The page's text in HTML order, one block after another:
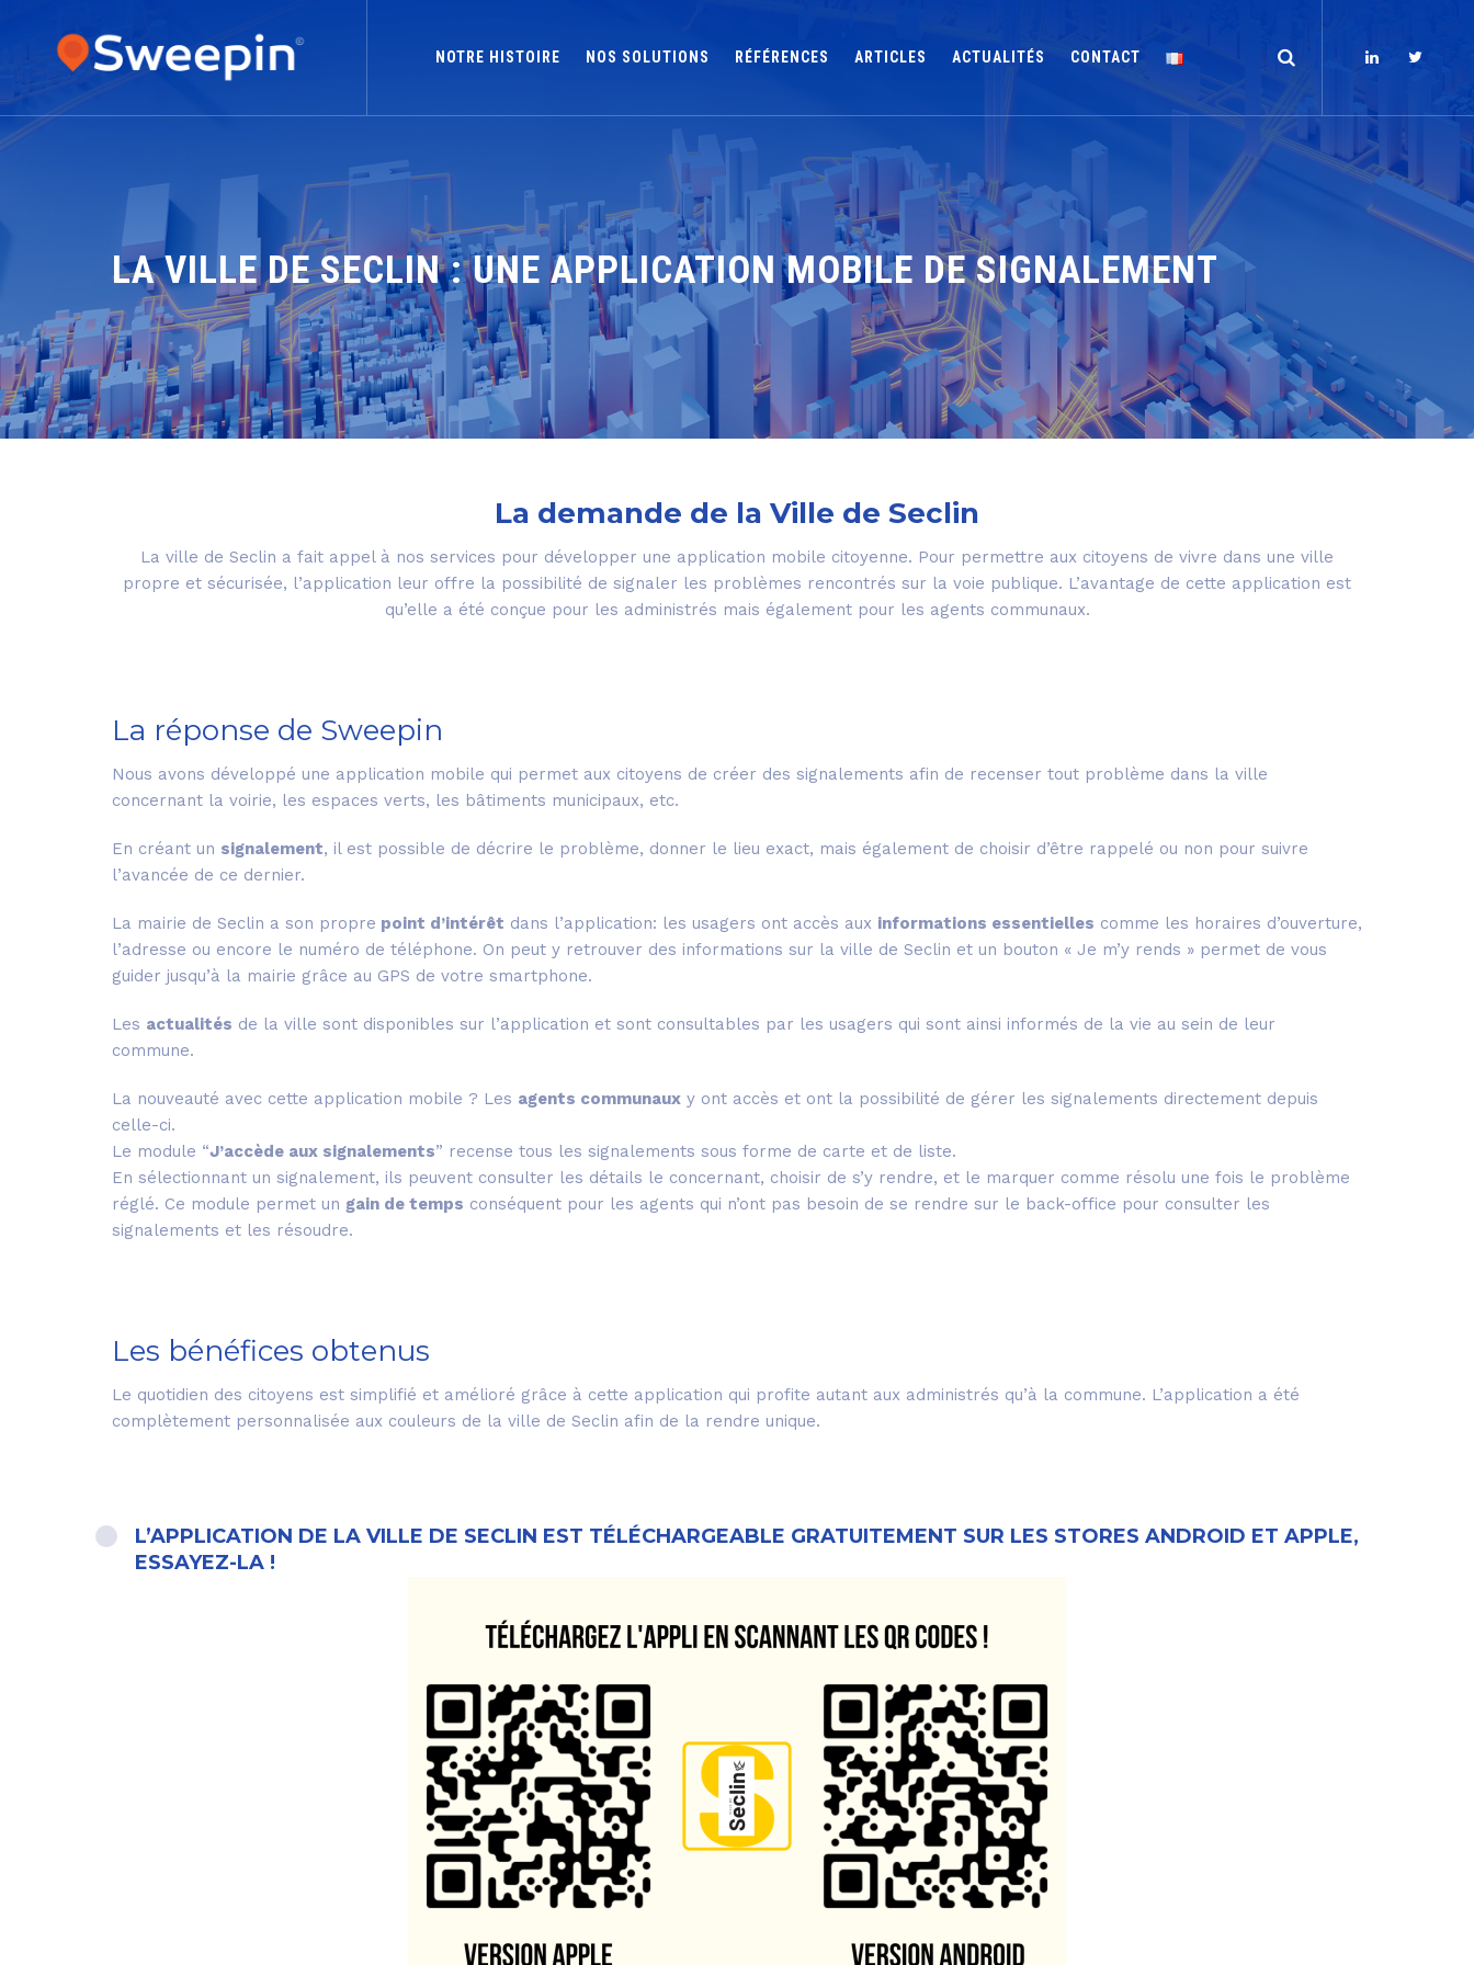
NOTRE HISTOIRE NOS SOLUTIONS RÉFÉRENCES ARTICLES ACTUALITÉS CONTACT
LA VILLE DE SECLIN : UNE APPLICATION MOBILE DE SIGNALEMENT
La demande de la Ville de Seclin
La ville de Seclin a fait appel à nos services pour développer une application mobile citoyenne. Pour permettre aux citoyens de vivre dans une ville
propre et sécurisée, l’application leur offre la possibilité de signaler les problèmes rencontrés sur la voie publique. L’avantage de cette application est
qu’elle a été conçue pour les administrés mais également pour les agents communaux.
La réponse de Sweepin
Nous avons développé une application mobile qui permet aux citoyens de créer des signalements afin de recenser tout problème dans la ville
concernant la voirie, les espaces verts, les bâtiments municipaux, etc.
En créant un signalement, il est possible de décrire le problème, donner le lieu exact, mais également de choisir d’être rappelé ou non pour suivre
l’avancée de ce dernier.
La mairie de Seclin a son propre point d’intérêt dans l’application: les usagers ont accès aux informations essentielles comme les horaires d’ouverture,
l’adresse ou encore le numéro de téléphone. On peut y retrouver des informations sur la ville de Seclin et un bouton « Je m’y rends » permet de vous
guider jusqu’à la mairie grâce au GPS de votre smartphone.
Les actualités de la ville sont disponibles sur l’application et sont consultables par les usagers qui sont ainsi informés de la vie au sein de leur
commune.
La nouveauté avec cette application mobile ? Les agents communaux y ont accès et ont la possibilité de gérer les signalements directement depuis
celle-ci.
Le module “J’accède aux signalements” recense tous les signalements sous forme de carte et de liste.
En sélectionnant un signalement, ils peuvent consulter les détails le concernant, choisir de s’y rendre, et le marquer comme résolu une fois le problème
réglé. Ce module permet un gain de temps conséquent pour les agents qui n’ont pas besoin de se rendre sur le back-office pour consulter les
signalements et les résoudre.
Les bénéfices obtenus
Le quotidien des citoyens est simplifié et amélioré grâce à cette application qui profite autant aux administrés qu’à la commune. L’application a été
complètement personnalisée aux couleurs de la ville de Seclin afin de la rendre unique.
L’APPLICATION DE LA VILLE DE SECLIN EST TÉLÉCHARGEABLE GRATUITEMENT SUR LES STORES ANDROID ET APPLE,
ESSAYEZ-LA !